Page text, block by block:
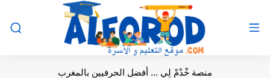
منصة خْدْمْ لِي ... أفضل الحرفيين بالمغرب